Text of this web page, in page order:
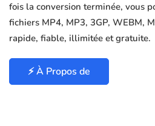
fois la conversion terminée, vous
fichiers MP4, MP3, 3GP, WEBM,
rapide, fiable, illimitée et gratuite.
⚡ À Propos de